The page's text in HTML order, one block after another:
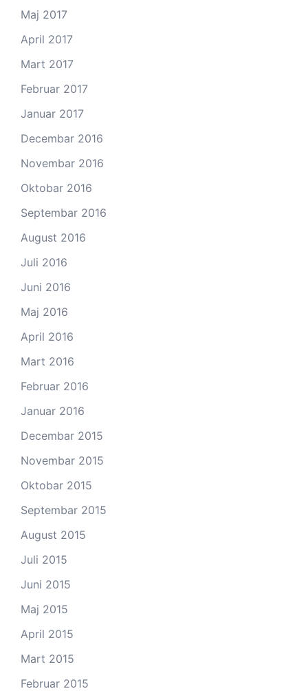
Maj 2017
April 2017
Mart 2017
Februar 2017
Januar 2017
Decembar 2016
Novembar 2016
Oktobar 2016
Septembar 2016
August 2016
Juli 2016
Juni 2016
Maj 2016
April 2016
Mart 2016
Februar 2016
Januar 2016
Decembar 2015
Novembar 2015
Oktobar 2015
Septembar 2015
August 2015
Juli 2015
Juni 2015
Maj 2015
April 2015
Mart 2015
Februar 2015